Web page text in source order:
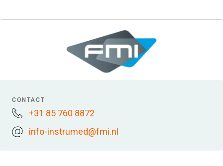
CONTACT
+31 85 760 8872
info-instrumed@fmi.nl